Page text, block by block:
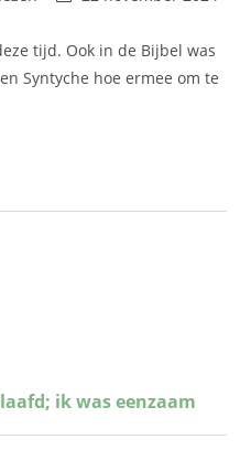
tijd. Ook in de Bijbel was
Syntyche hoe ermee om te